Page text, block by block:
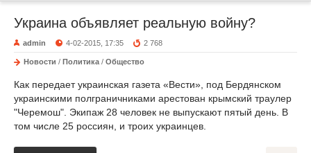
Украина объявляет реальную войну?
admin 4-02-2015, 17:35 2 768
Новости / Политика / Общество
Как передает украинская газета «Вести», под Бердянском
украинскими полграничниками арестован крымский траулер
"Черемош". Экипаж 28 человек не выпускают пятый день. В
том числе 25 россиян, и троих украинцев.